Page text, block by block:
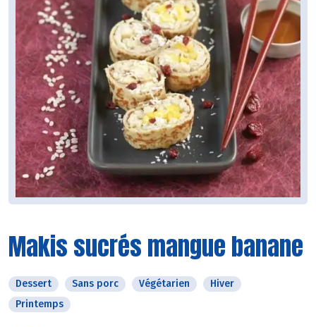
Makis sucrés mangue banane
Dessert Sans porc Végétarien
Hiver
Printemps